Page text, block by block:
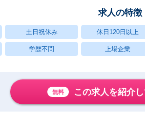
求人の特徴
土日祝休み 休日120日以上
学歴不問 上場企業
無料 この求人を紹介